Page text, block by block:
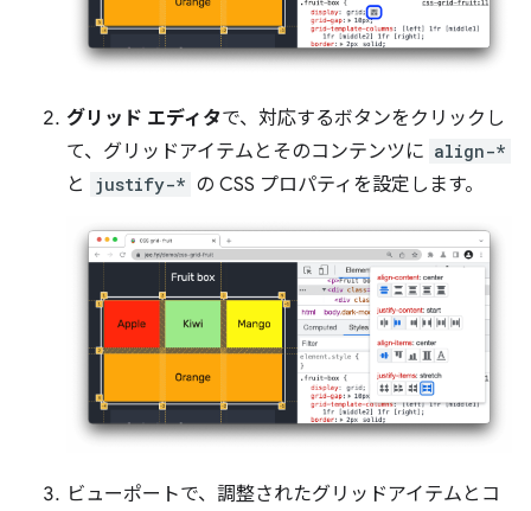
グリッド エディタで、対応するボタンをクリックし
て、グリッドアイテムとそのコンテンツに align-*
と justify-* の CSS プロパティを設定します。
ビューポートで、調整されたグリッドアイテムとコ